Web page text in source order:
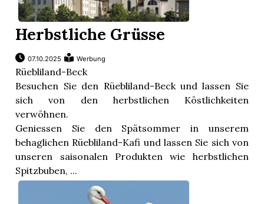
Herbstliche Grüsse
07.10.2025 Werbung
Rüebliland-Beck
Besuchen Sie den Rüebliland-Beck und lassen Sie
sich von den herbstlichen Köstlichkeiten
verwöhnen.
Geniessen Sie den Spätsommer in unserem
behaglichen Rüebliland-Kafi und lassen Sie sich von
unseren saisonalen Produkten wie herbstlichen
Spitzbuben, ...